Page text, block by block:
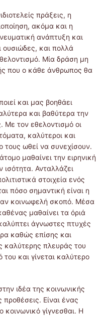
πράξεις, η
ακόμα και η
ανάπτυξη και
και πολλά
Μία δράση μη
που ο κάθε άνθρωπος θα
και μας βοηθάει
και βαθύτερα την
Με τον εθελοντισμό οι
καλύτεροι και
τους ωθεί να συνεχίσουν.
μαθαίνει την ειρηνική
Ανταλλάζει
στοιχεία ενός
πόσο σημαντική είναι η
κοινωφελή σκοπό. Μέσα
μαθαίνει τα όριά
άγνωστες πτυχές
καθώς επίσης και
καλύτερης πλευράς του
και γίνεται καλύτερο
ιδέα της κοινωνικής
Είναι ένας
γίγνεσθαι. Η